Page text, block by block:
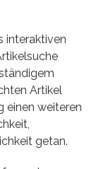
interaktiven
Artikel
einen weiteren
getan.